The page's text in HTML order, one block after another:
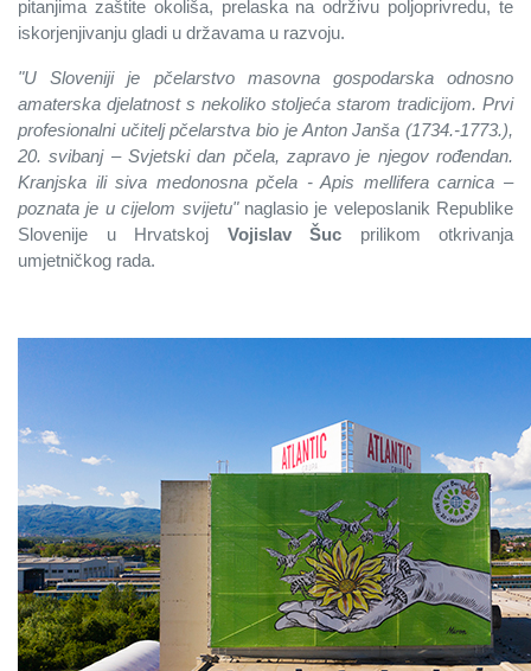
pitanjima zaštite okoliša, prelaska na održivu poljoprivredu, te
iskorjenjivanju gladi u državama u razvoju.
"U Sloveniji je pčelarstvo masovna gospodarska odnosno
amaterska djelatnost s nekoliko stoljeća starom tradicijom. Prvi
profesionalni učitelj pčelarstva bio je Anton Janša (1734.-1773.),
20. svibanj – Svjetski dan pčela, zapravo je njegov rođendan.
Kranjska ili siva medonosna pčela - Apis mellifera carnica –
poznata je u cijelom svijetu"naglasio je veleposlanik Republike
Slovenije u Hrvatskoj Vojislav Šuc prilikom otkrivanja
umjetničkog rada.